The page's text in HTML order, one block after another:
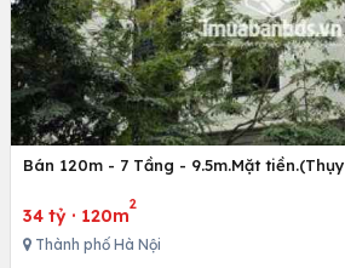
Bán 120m - 7 Tầng - 9.5m.Mặt
34 tỷ · 120m
2
Thành phố Hà Nội